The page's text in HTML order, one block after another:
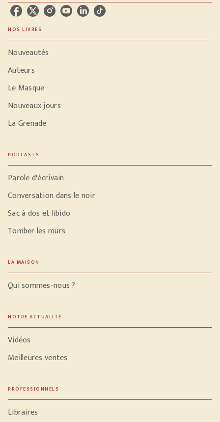
NOS LIVRES
Nouveautés
Auteurs
Le Masque
Nouveaux jours
La Grenade
PODCASTS
Parole d'écrivain
Conversation dans le noir
Sac à dos et libido
Tomber les murs
LA MAISON
Qui sommes-nous ?
NOTRE ACTUALITÉ
Vidéos
Meilleures ventes
PROFESSIONNELS
Libraires